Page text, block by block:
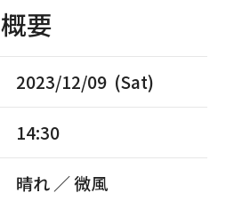
概要
2023/12/09 (Sat)
14:30
晴れ ／ 微風